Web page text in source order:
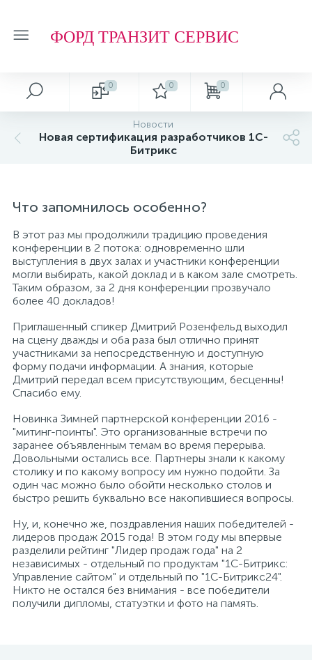
ФОРД ТРАНЗИТ СЕРВИС
0 0 0
Новости
Новая сертификация разработчиков 1С-
Битрикс
Что запомнилось особенно?
В этот раз мы продолжили традицию проведения
конференции в 2 потока: одновременно шли
выступления в двух залах и участники конференции
могли выбирать, какой доклад и в каком зале смотреть.
Таким образом, за 2 дня конференции прозвучало
более 40 докладов!
Приглашенный спикер Дмитрий Розенфельд выходил
на сцену дважды и оба раза был отлично принят
участниками за непосредственную и доступную
форму подачи информации. А знания, которые
Дмитрий передал всем присутствующим, бесценны!
Спасибо ему.
Новинка Зимней партнерской конференции 2016 -
"митинг-поинты". Это организованные встречи по
заранее объявленным темам во время перерыва.
Довольными остались все. Партнеры знали к какому
столику и по какому вопросу им нужно подойти. За
один час можно было обойти несколько столов и
быстро решить буквально все накопившиеся вопросы.
Ну, и, конечно же, поздравления наших победителей -
лидеров продаж 2015 года! В этом году мы впервые
разделили рейтинг "Лидер продаж года" на 2
независимых - отдельный по продуктам "1С-Битрикс:
Управление сайтом" и отдельный по "1С-Битрикс24".
Никто не остался без внимания - все победители
получили дипломы, статуэтки и фото на память.